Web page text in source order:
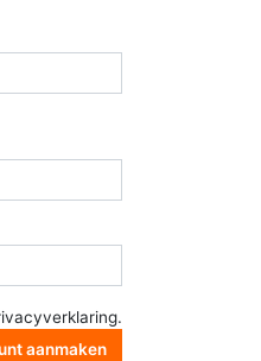
.
aanmaken